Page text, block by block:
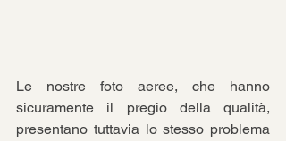
Le nostre foto aeree, che hanno
sicuramente il pregio della qualità,
presentano tuttavia lo stesso problema